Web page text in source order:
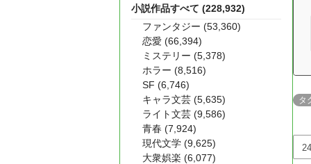
タ
小説作品すべて (228,932)
ファンタジー (53,360)
恋愛 (66,394)
ミステリー (5,378)
ホラー (8,516)
SF (6,746)
キャラ文芸 (5,635)
ライト文芸 (9,586)
青春 (7,924)
現代文学 (9,625)
大衆娯楽 (6,077)